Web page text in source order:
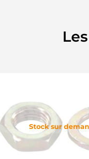
Stock sur